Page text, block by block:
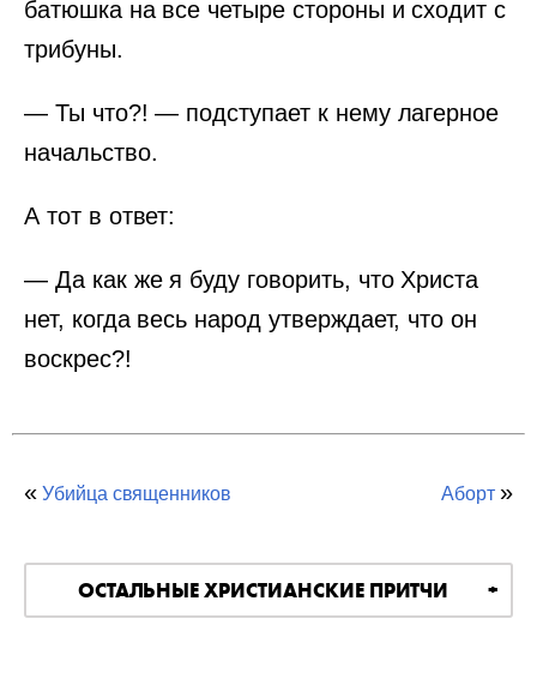
батюшка на все четыре стороны и сходит с
трибуны.
— Ты что?! — подступает к нему лагерное
начальство.
А тот в ответ:
— Да как же я буду говорить, что Христа
нет, когда весь народ утверждает, что он
воскрес?!
« Убийца священников Аборт »
ОСТАЛЬНЫЕ ХРИСТИАНСКИЕ ПРИТЧИ